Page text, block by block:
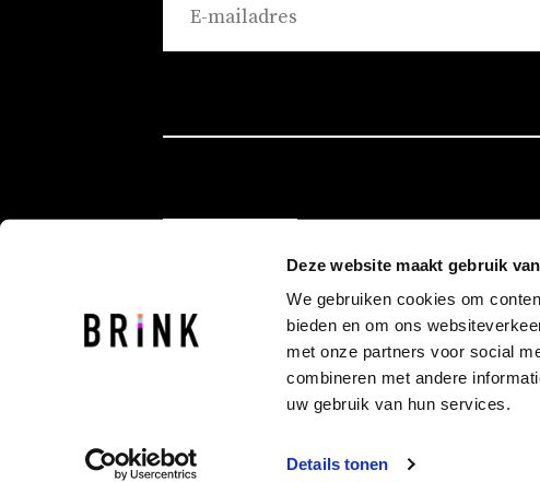
Deze website maakt gebruik
We gebruiken cookies om
bieden en om ons
met onze partners voor social
combineren met andere
uw gebruik van hun services.
Details tonen
GRONINGEN
© 2026 Brink